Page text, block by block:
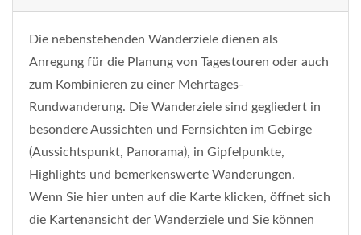
Die nebenstehenden Wanderziele dienen als
Anregung für die Planung von Tagestouren oder auch
zum Kombinieren zu einer Mehrtages-
Rundwanderung. Die Wanderziele sind gegliedert in
besondere Aussichten und Fernsichten im Gebirge
(Aussichtspunkt, Panorama), in Gipfelpunkte,
Highlights und bemerkenswerte Wanderungen.
Wenn Sie hier unten auf die Karte klicken, öffnet sich
die Kartenansicht der Wanderziele und Sie können